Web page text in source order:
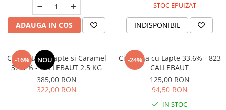
ADAUGA IN COS
STOC EPUIZAT
INDISPONIBIL
-16% NOU
Ciocolata cu Lapte si Caramel
32.6 % - CALLEBAUT 2.5 KG
385,00 RON
322,00 RON
-24%
Ciocolata cu Lapte 33.6% - 823
CALLEBAUT
125,00 RON
94,50 RON
IN STOC